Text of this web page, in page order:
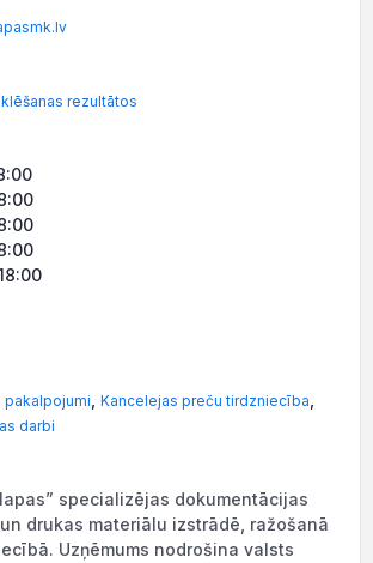
rezultātos
pakalpojumi Kancelejas preču tirdzniecība
darbi
specializējas dokumentācijas
drukas materiālu izstrādē, ražošanā
Uzņēmums nodrošina valsts